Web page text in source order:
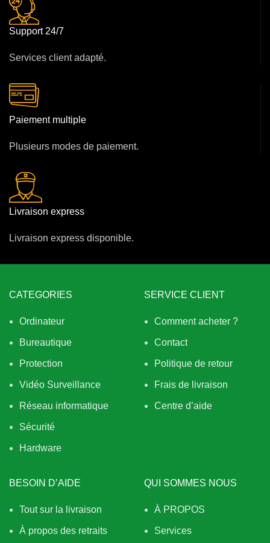
Support 24/7
Services client adapté.
Paiement multiple
Plusieurs modes de paiement.
Livraison express
Livraison express disponible.
CATEGORIES
Ordinateur
Bureautique
Protection
Vidéo Surveillance
Réseau informatique
Sécurité
Hardware
SERVICE CLIENT
Comment acheter ?
Contact
Politique de retour
Frais de livraison
Centre d’aide
BESOIN D’AIDE
Tout sur la livraison
À propos des retraits
QUI SOMMES NOUS
À PROPOS
Services